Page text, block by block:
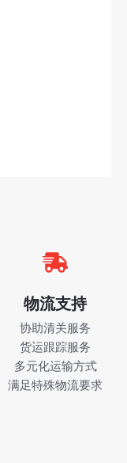
物流支持
协助清关服务
货运跟踪服务
多元化运输方式
满足特殊物流要求